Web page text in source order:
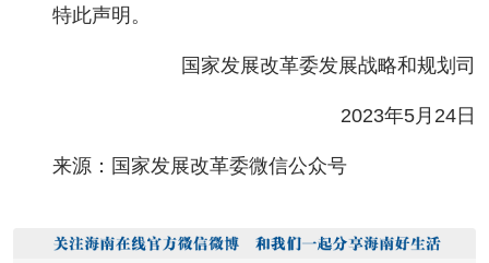
特此声明。
国家发展改革委发展战略和规划司
2023年5月24日
来源：国家发展改革委微信公众号